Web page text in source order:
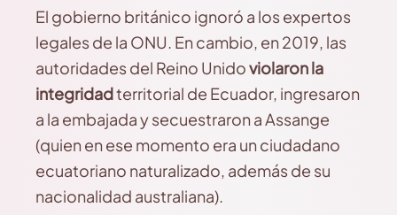
El gobierno británico ignoró a los expertos
legales de la ONU. En cambio, en 2019, las
autoridades del Reino Unidoviolaron la
integridadterritorial de Ecuador, ingresaron
a la embajada y secuestraron a Assange
(quien en ese momento era un ciudadano
ecuatoriano naturalizado, además de su
nacionalidad australiana).